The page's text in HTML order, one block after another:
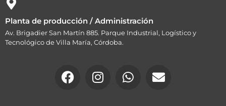
Planta de producción / Administración
Av. Brigadier San Martín 885. Parque Industrial, Logístico y
Tecnológico de Villa María, Córdoba.